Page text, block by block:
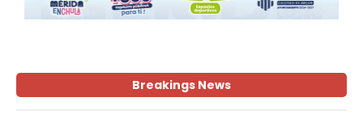
Breakings News